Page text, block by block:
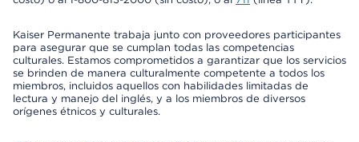
Kaiser Permanente trabaja junto con proveedores participantes
para asegurar que se cumplan todas las competencias
culturales. Estamos comprometidos a garantizar que los servicios
se brinden de manera culturalmente competente a todos los
miembros, incluidos aquellos con habilidades limitadas de
lectura y manejo del inglés, y a los miembros de diversos
orígenes étnicos y culturales.